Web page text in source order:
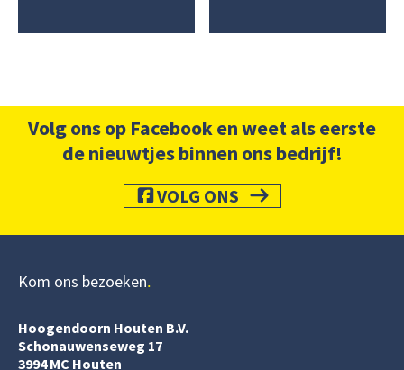
Volg ons op Facebook en weet als eerste
de nieuwtjes binnen ons bedrijf!
VOLG ONS
Kom ons bezoeken
Hoogendoorn Houten B.V.
Schonauwenseweg 17
3994 MC Houten